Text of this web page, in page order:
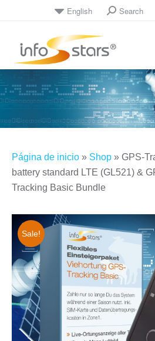
English Search
Página de inicio » Shop » GPS-
battery standard LTE (GL521) &
Tracking Basic Bundle
Sale!